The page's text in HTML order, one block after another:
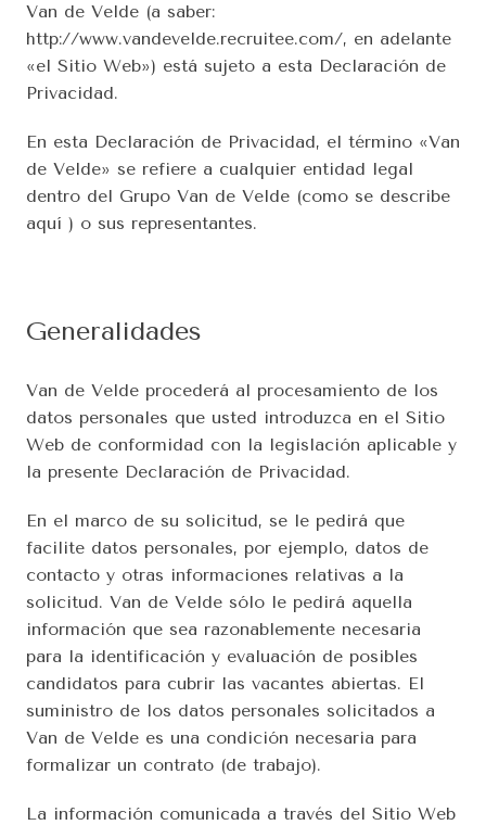
Van de Velde (a saber:
http://www.vandevelde.recruitee.com/, en adelante
«el Sitio Web») está sujeto a esta Declaración de
Privacidad.
En esta Declaración de Privacidad, el término «Van
de Velde» se refiere a cualquier entidad legal
dentro del Grupo Van de Velde (como se describe
aquí ) o sus representantes.
Generalidades
Van de Velde procederá al procesamiento de los
datos personales que usted introduzca en el Sitio
Web de conformidad con la legislación aplicable y
la presente Declaración de Privacidad.
En el marco de su solicitud, se le pedirá que
facilite datos personales, por ejemplo, datos de
contacto y otras informaciones relativas a la
solicitud. Van de Velde sólo le pedirá aquella
información que sea razonablemente necesaria
para la identificación y evaluación de posibles
candidatos para cubrir las vacantes abiertas. El
suministro de los datos personales solicitados a
Van de Velde es una condición necesaria para
formalizar un contrato (de trabajo).
La información comunicada a través del Sitio Web